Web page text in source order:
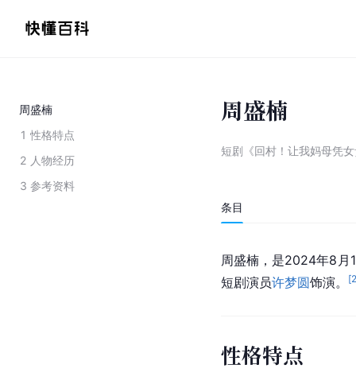
周盛楠
1 性格特点
2 人物经历
3 参考资料
周盛楠
短剧《回村！让我妈母凭
条目
周盛楠，是2024年8月
短剧演员许梦圆饰演。 [
性格特点